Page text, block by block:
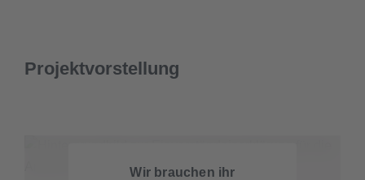
Projektvorstellung
Wir brauchen ihr